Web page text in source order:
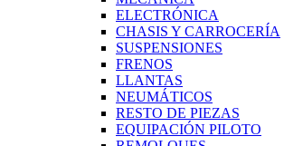
ELECTRÓNICA
CHASIS Y CARROCERÍA
SUSPENSIONES
FRENOS
LLANTAS
NEUMÁTICOS
RESTO DE PIEZAS
EQUIPACIÓN PILOTO